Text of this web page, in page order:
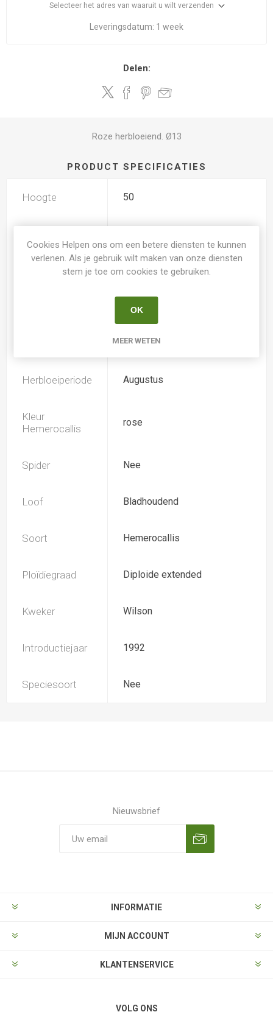
Selecteer het adres van waaruit u wilt verzenden
Leveringsdatum: 1 week
Delen:
Roze herbloeiend. Ø13
PRODUCT SPECIFICATIES
Hoogte 50
Dubbele bloem Nee
13.0
Juni-Juli
Herbloeiperiode Augustus
Kleur
Hemerocallis
rose
Spider Nee
Loof Bladhoudend
Soort Hemerocallis
Ploïdiegraad Diploide extended
Kweker Wilson
Introductiejaar 1992
Speciesoort Nee
Nieuwsbrief
INFORMATIE
MIJN ACCOUNT
KLANTENSERVICE
VOLG ONS
Cookies Helpen ons om een betere diensten te kunnen
verlenen. Als je gebruik wilt maken van onze diensten
stem je toe om cookies te gebruiken.
OK
MEER WETEN